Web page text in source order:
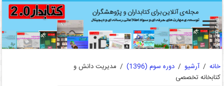
خانه / آرشیو / دوره سوم (1396) / مدیریت دانش و
کتابخانه تخصصی